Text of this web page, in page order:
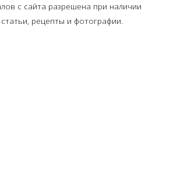
с сайта разрешена при наличии
рецепты и фотографии.